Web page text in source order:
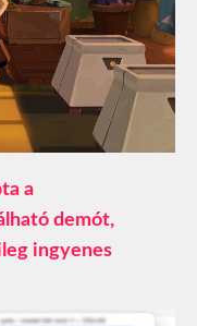
a
demót,
ingyenes